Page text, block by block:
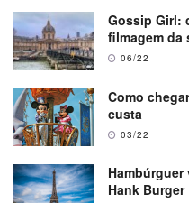
Gossip Girl:
filmagem da
06/22
Como
custa
03/22
Hank Burger